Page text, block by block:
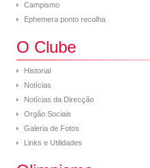
Campismo
Ephemera ponto recolha
O Clube
Historial
Notícias
Notícias da Direcção
Orgão Sociais
Galeria de Fotos
Links e Utilidades